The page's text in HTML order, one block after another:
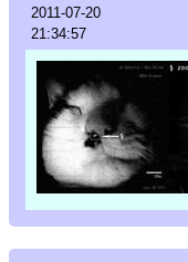
2011-07-20
21:34:57